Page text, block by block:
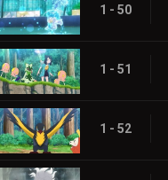
1 - 50
1 - 51
1 - 52